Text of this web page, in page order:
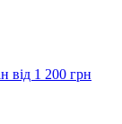
від 1 200 грн